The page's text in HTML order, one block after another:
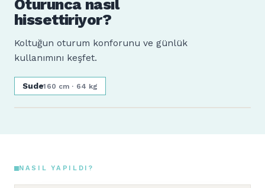
Oturunca nasıl
hissettiriyor?
Koltuğun oturum konforunu ve günlük
kullanımını keşfet.
Sude160 cm · 64 kg
NASIL YAPILDI?